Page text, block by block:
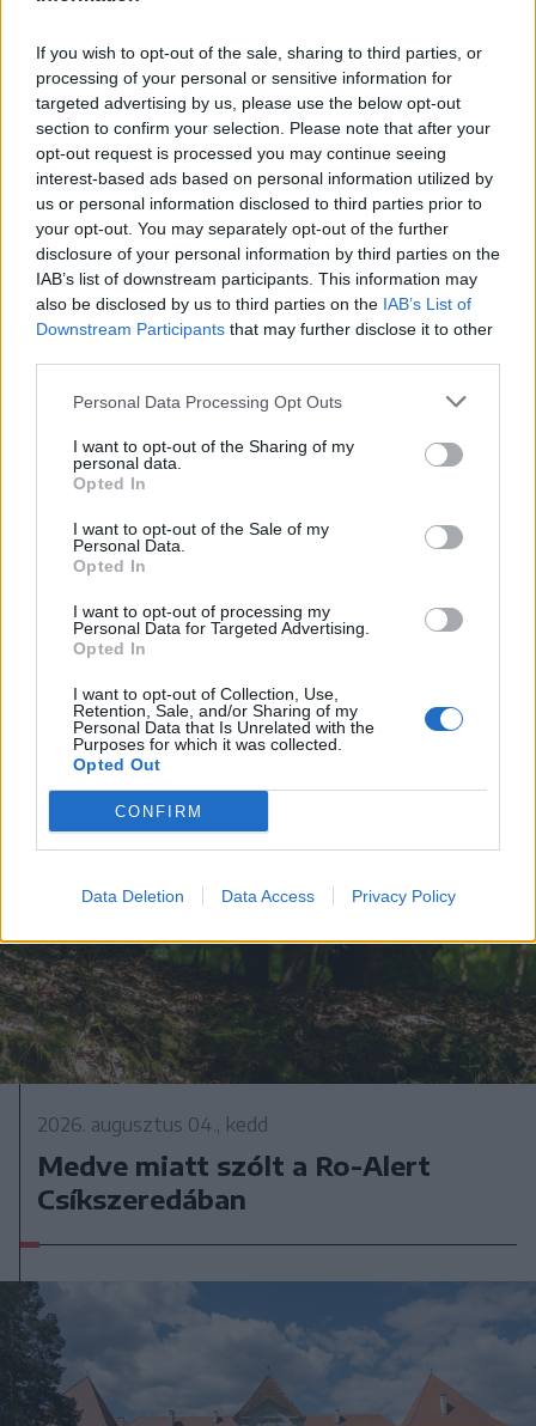
If you wish to opt-out of the sale, sharing to third parties, or
processing of your personal or sensitive information for
targeted advertising by us, please use the below opt-out
section to confirm your selection. Please note that after your
opt-out request is processed you may continue seeing
interest-based ads based on personal information utilized by
us or personal information disclosed to third parties prior to
your opt-out. You may separately opt-out of the further
disclosure of your personal information by third parties on the
IAB’s list of downstream participants. This information may
also be disclosed by us to third parties on the IAB’s List of
Downstream Participants that may further disclose it to other
Personal Data Processing Opt Outs
I want to opt-out of the Sharing of my
personal data.
Opted In
I want to opt-out of the Sale of my
Personal Data.
Opted In
I want to opt-out of processing my
Personal Data for Targeted Advertising.
Opted In
I want to opt-out of Collection, Use,
Retention, Sale, and/or Sharing of my
Personal Data that Is Unrelated with the
Purposes for which it was collected.
Opted Out
CONFIRM
Data Deletion Data Access Privacy Policy
háznak egy csíkszeredai férfi
2026. augusztus 04., kedd
Jól halad a Tusnádfürdőt ellátó
vízvezeték építése
2026. augusztus 04., kedd
Medve miatt szólt a Ro-Alert
Csíkszeredában